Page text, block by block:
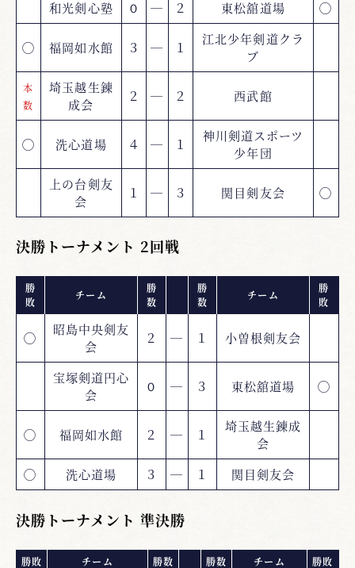
和光剣心塾 ０ ― ２ 東松舘道場 ◯
◯ 福岡如水館 ３ ― １
江北少年剣道クラ
ブ
本
数
埼玉越生錬
成会
２ ― ２ 西武館
◯ 洗心道場 ４ ― １
神川剣道スポーツ
少年団
上の台剣友
会
１ ― ３ 関目剣友会 ◯
決勝トーナメント 2回戦
勝
敗
チーム
勝
数
勝
数
チーム
勝
敗
◯
昭島中央剣友
会
２ ― １ 小曽根剣友会
宝塚剣道円心
会
０ ― ３ 東松舘道場 ◯
◯ 福岡如水館 ２ ― １
埼玉越生錬成
会
◯
洗心道場 ３ ― １ 関目剣友会
決勝トーナメント 準決勝
勝敗 チーム 勝数 勝数 チーム 勝敗